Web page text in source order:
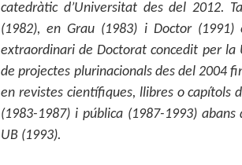
catedràtic d’Universitat des del 2012.
(1982), en Grau (1983) i Doctor
extraordinari de Doctorat concedit per la
de projectes plurinacionals des del 2004
en revistes científiques, llibres o capítols
(1983-1987) i pública (1987-1993)
UB (1993).